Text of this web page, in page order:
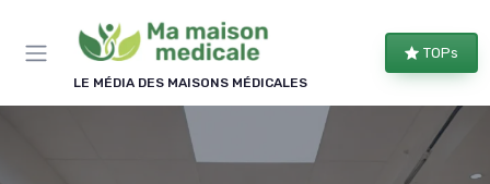
LE MÉDIA DES MAISONS MÉDICALES
TOPs
×
REJOIGNEZ LE CLUB
Bien équipé, bien chez soi !
Les membres du club reçoivent nos comparatifs